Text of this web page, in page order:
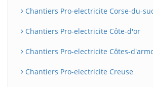
Chantiers Pro-electricite Corse-du-
Chantiers Pro-electricite Côte-d'or
Chantiers Pro-electricite Côtes-
Chantiers Pro-electricite Creuse